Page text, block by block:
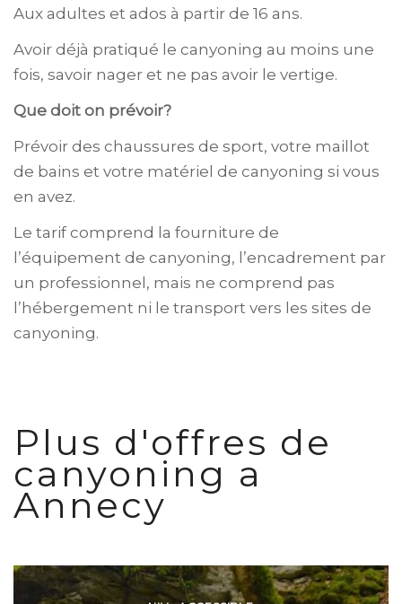
Aux adultes et ados à partir de 16 ans.
Avoir déjà pratiqué le canyoning au moins une
fois, savoir nager et ne pas avoir le vertige.
Que doit on prévoir?
Prévoir des chaussures de sport, votre maillot
de bains et votre matériel de canyoning si vous
en avez.
Le tarif comprend la fourniture de
l’équipement de canyoning, l’encadrement par
un professionnel, mais ne comprend pas
l’hébergement ni le transport vers les sites de
canyoning.
Plus d'offres de
canyoning a
Annecy